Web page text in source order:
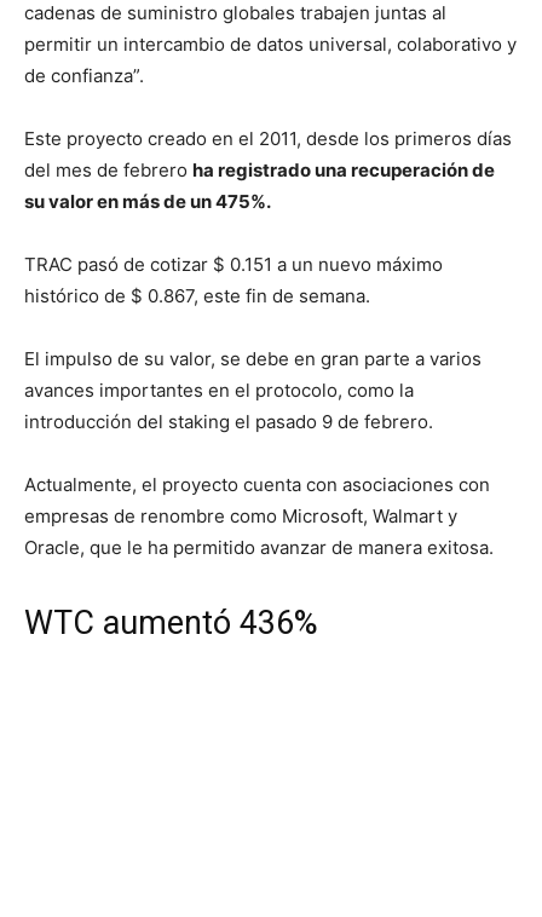
cadenas de suministro globales trabajen juntas al
permitir un intercambio de datos universal, colaborativo y
de confianza”.
Este proyecto creado en el 2011, desde los primeros días
del mes de febrero ha registrado una recuperación de
su valor en más de un 475%.
TRAC pasó de cotizar $ 0.151 a un nuevo máximo
histórico de $ 0.867, este fin de semana.
El impulso de su valor, se debe en gran parte a varios
avances importantes en el protocolo, como la
introducción del staking el pasado 9 de febrero.
Actualmente, el proyecto cuenta con asociaciones con
empresas de renombre como Microsoft, Walmart y
Oracle, que le ha permitido avanzar de manera exitosa.
WTC aumentó 436%